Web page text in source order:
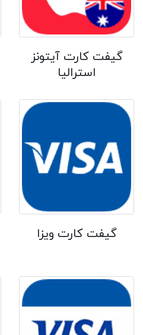
گیفت کارت آیتونز
استرالیا
گیفت کارت ویزا